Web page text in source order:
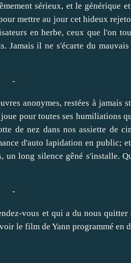
sérieux, et le générique
mettre au jour cet hideux
en herbe, ceux que l'on
Jamais il ne s'écarte du
-
anonymes, restées à jamais
pour toutes ses humiliations
de nez dans nos assiette de
d'auto lapidation en public;
un long silence gêné s'installe.
-
vous et qui a du nous quitter
le film de Yann programmé en